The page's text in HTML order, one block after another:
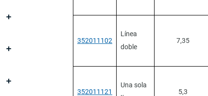
352011102
Línea
doble
7,35
352011121
Una sola
5,3